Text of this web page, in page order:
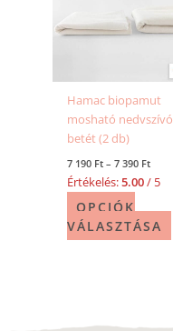
Hamac biopamut
mosható nedvszívó
betét (2 db)
7 190 Ft – 7 390 Ft
Értékelés:5.00/ 5
OPCIÓK
VÁLASZTÁSA